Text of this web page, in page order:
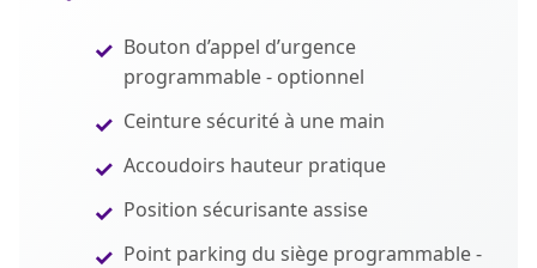
Bouton d’appel d’urgence
programmable - optionnel
Ceinture sécurité à une main
Accoudoirs hauteur pratique
Position sécurisante assise
Point parking du siège programmable -